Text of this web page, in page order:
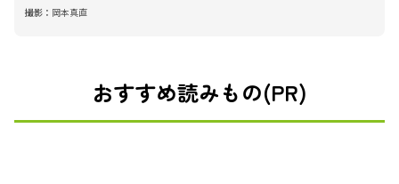
撮影： 岡本真直
おすすめ読みもの(PR)